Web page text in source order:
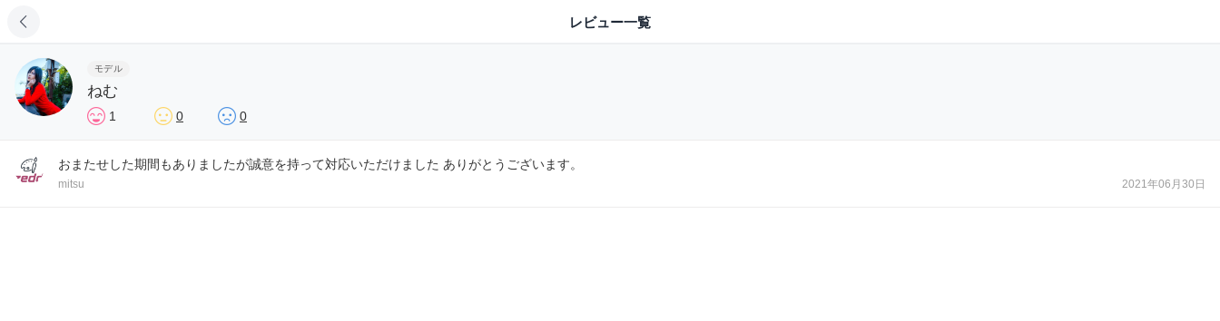
レビュー一覧
モデル
ねむ
1 0 0
おまたせした期間もありましたが誠意を持って対応いただけました ありがとうございます。
mitsu 2021年06月30日